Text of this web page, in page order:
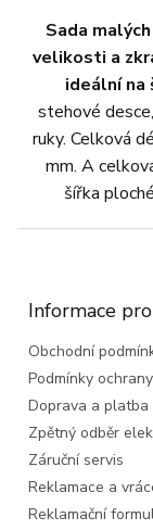
Sada
velikosti a
ideální na
stehové
ruky. Celková
mm. A
šířka
Informace
Obchodní
Podmínky
Doprava a platba
Zpětný odběr
Záruční servis
Reklamace a
Reklamační